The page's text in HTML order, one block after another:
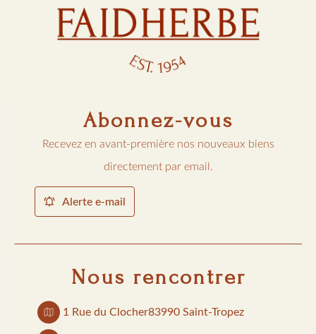
Abonnez-vous
Recevez en avant-première nos nouveaux biens
directement par email.
Alerte e-mail
Nous rencontrer
1 Rue du Clocher83990 Saint-Tropez